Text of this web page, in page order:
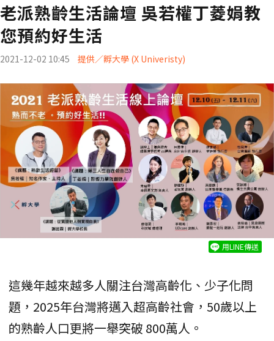
老派熟齡生活論壇 吳若權丁菱娟教
您預約好生活
2021-12-02 10:45 提供／孵大學 (X Univeristy)
用LINE傳送
這幾年越來越多人關注台灣高齡化、少子化問
題，2025年台灣將邁入超高齡社會，50歲以上
的熟齡人口更將一舉突破 800萬人。